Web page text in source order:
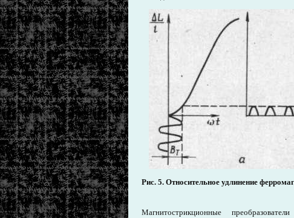
Рис. 5. Относительное удлинение
Магнитострикционные